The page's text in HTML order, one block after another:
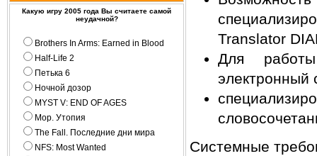
Какую игру 2005 года Вы считаете самой
неудачной?
Brothers In Arms: Earned in Blood
Half-Life 2
Петька 6
Ночной дозор
MYST V: END OF AGES
Мор. Утопия
The Fall. Последние дни мира
NFS: Most Wanted
Translator
Для
электронный
Системные